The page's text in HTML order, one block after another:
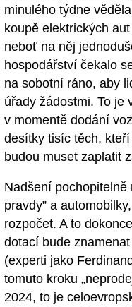
minulého týdne
koupě elektrických
neboť na něj
hospodářství čekalo
na sobotní ráno, aby
úřady žádostmi. To je
v momentě dodání
desítky tisíc těch,
budou muset zaplatit
Nadšení pochopitelně
pravdy” a
rozpočet. A to
dotací bude
(experti jako
tomuto kroku
2024, to je